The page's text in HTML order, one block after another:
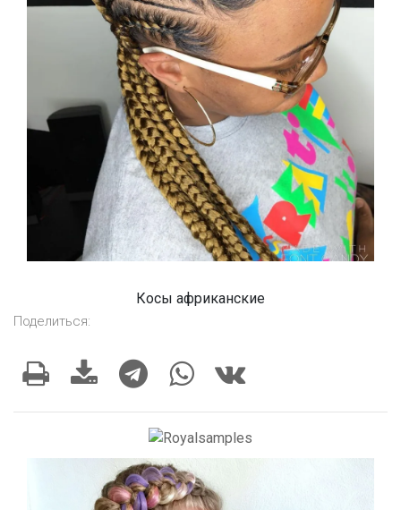
Косы африканские
Поделиться: